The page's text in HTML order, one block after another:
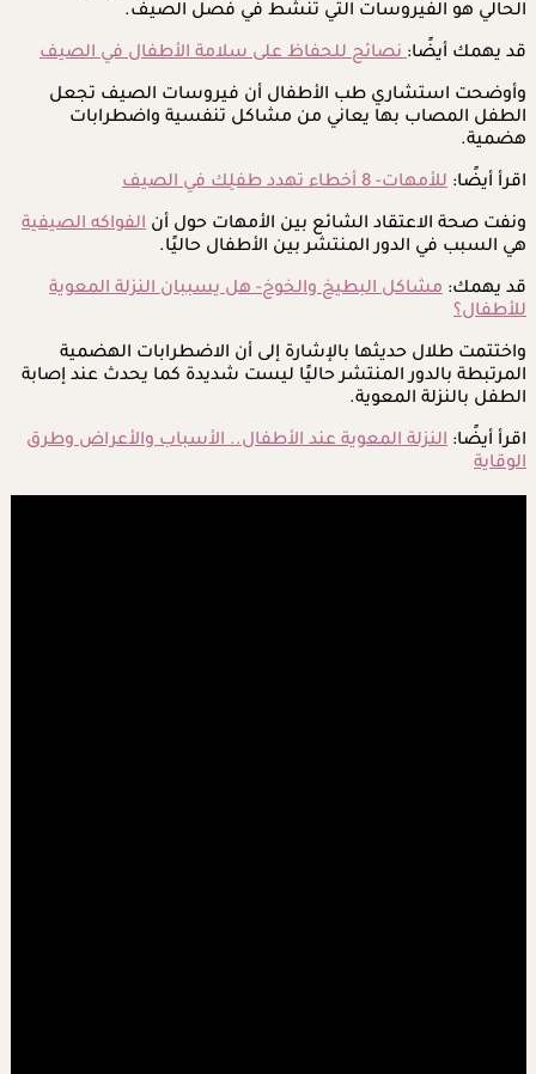
الحالي هو الفيروسات التي تنشط في فصل الصيف.
قد يهمك أيضًا:نصائح للحفاظ على سلامة الأطفال في الصيف
وأوضحت استشاري طب الأطفال أن فيروسات الصيف تجعل
الطفل المصاب بها يعاني من مشاكل تنفسية واضطرابات
هضمية.
اقرأ أيضًا: للأمهات- 8 أخطاء تهدد طفلِك في الصيف
ونفت صحة الاعتقاد الشائع بين الأمهات حول أن الفواكه الصيفية
هي السبب في الدور المنتشر بين الأطفال حاليًا.
قد يهمك: مشاكل البطيخ والخوخ- هل يسببان النزلة المعوية
للأطفال؟
واختتمت طلال حديثها بالإشارة إلى أن الاضطرابات الهضمية
المرتبطة بالدور المنتشر حاليًا ليست شديدة كما يحدث عند إصابة
الطفل بالنزلة المعوية.
اقرأ أيضًا: النزلة المعوية عند الأطفال.. الأسباب والأعراض وطرق
الوقاية